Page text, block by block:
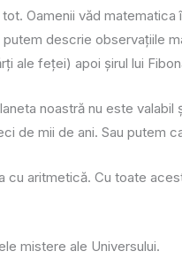
Oamenii văd
descrie observațiile
ale feței) apoi șirul lui
noastră nu este
de mii de ani. Sau putem
aritmetică. Cu toate
mistere ale Universului.